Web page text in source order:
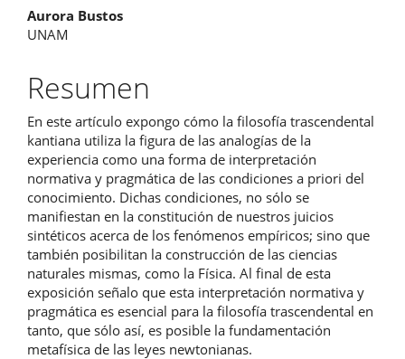
Contenido
principal
del
artículo
Aurora Bustos
UNAM
Resumen
En este artículo expongo cómo la filosofía trascendental
kantiana utiliza la figura de las analogías de la
experiencia como una forma de interpretación
normativa y pragmática de las condiciones a priori del
conocimiento. Dichas condiciones, no sólo se
manifiestan en la constitución de nuestros juicios
sintéticos acerca de los fenómenos empíricos; sino que
también posibilitan la construcción de las ciencias
naturales mismas, como la Física. Al final de esta
exposición señalo que esta interpretación normativa y
pragmática es esencial para la filosofía trascendental en
tanto, que sólo así, es posible la fundamentación
metafísica de las leyes newtonianas.